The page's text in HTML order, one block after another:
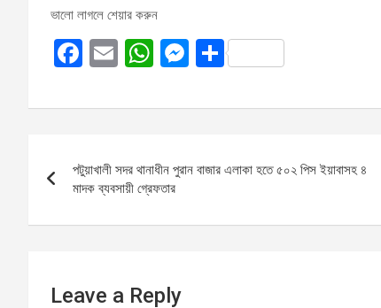
ভালো লাগলে শেয়ার করুন
F
ce
o
o
k
E
ail
W
at
A
p
p
M
se
g
S
ar
navigation
পটুয়াখালী সদর থানাধীন পুরান বাজার এলাকা হতে ৫০২ পিস ইয়াবাসহ ৪
মাদক ব্যবসায়ী গ্রেফতার
Leave a Reply